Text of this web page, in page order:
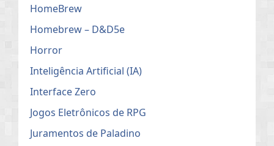
HomeBrew
Homebrew – D&D5e
Horror
Inteligência Artificial (IA)
Interface Zero
Jogos Eletrônicos de RPG
Juramentos de Paladino